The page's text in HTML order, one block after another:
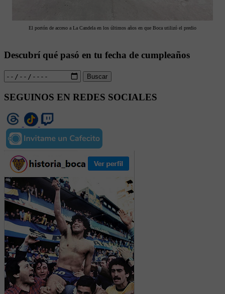
El portón de acceso a La Candela en los últimos años en que Boca utilizó el predio
Descubrí qué pasó en tu fecha de cumpleaños
Buscar
SEGUINOS EN REDES SOCIALES